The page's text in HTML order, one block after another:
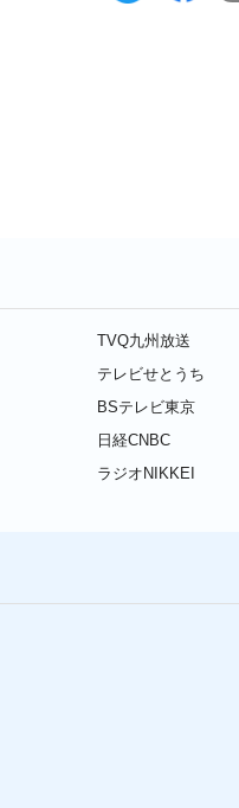
TVQ九州放送
テレビせとうち
BSテレビ東京
日経CNBC
ラジオNIKKEI